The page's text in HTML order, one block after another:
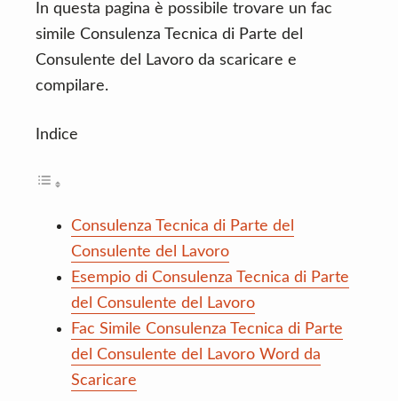
In questa pagina è possibile trovare un fac
simile Consulenza Tecnica di Parte del
Consulente del Lavoro da scaricare e
compilare.
Indice
Consulenza Tecnica di Parte del
Consulente del Lavoro
Esempio di Consulenza Tecnica di Parte
del Consulente del Lavoro
Fac Simile Consulenza Tecnica di Parte
del Consulente del Lavoro Word da
Scaricare